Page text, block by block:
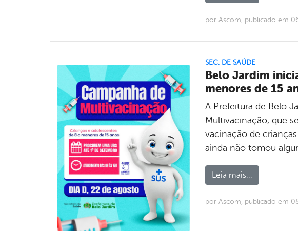
por Ascom, publicado em
SEC. DE SAÚDE
Belo Jardim
menores de 15
A Prefeitura de Belo
Multivacinação, que
vacinação de
ainda não tomou
Leia mais...
por Ascom, publicado em